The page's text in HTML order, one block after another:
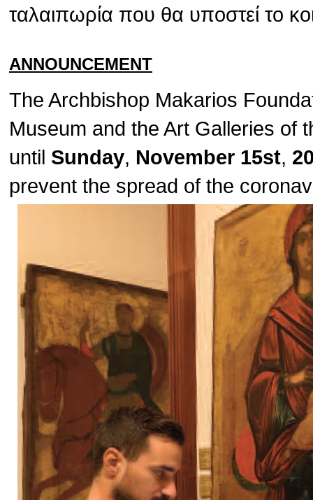
ταλαιπωρία που θα υποστεί το
ANNOUNCEMENT
The Archbishop Makarios
Museum and the Art Galleries of
until Sunday, November 15st,
prevent the spread of the